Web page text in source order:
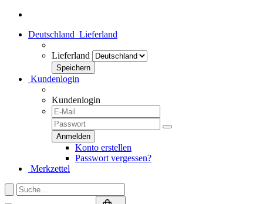
Deutschland Lieferland
Lieferland
Kundenlogin
Kundenlogin
Konto erstellen
Passwort vergessen?
Merkzettel